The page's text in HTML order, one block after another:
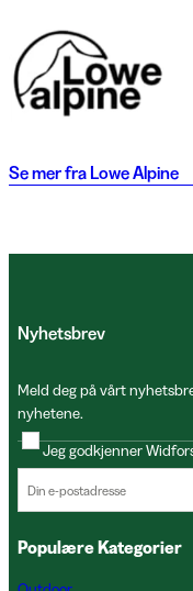
Se mer fra Lowe Alpine
Nyhetsbrev
Meld deg på vårt
nyhetene.
Jeg godkjenner
Populære Kategorier